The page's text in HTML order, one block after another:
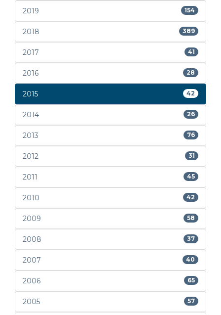
2019 154
2018 389
2017 41
2016 28
2015 42
2014 26
2013 76
2012 31
2011 45
2010 42
2009 58
2008 37
2007 40
2006 65
2005 57